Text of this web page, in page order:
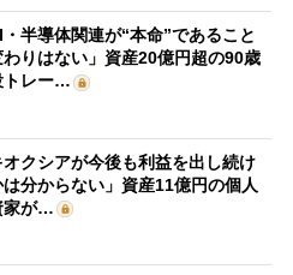
・半導体関連が“本命”であること
わりはない」資産20億円超の90歳
トレー…
オクシアが今後も利益を出し続け
は分からない」資産11億円の個人
家が…